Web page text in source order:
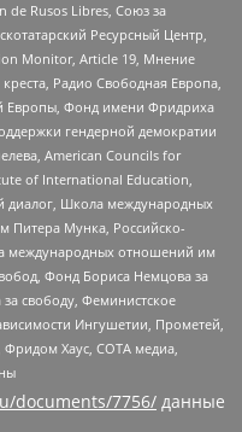
de Rusos Libres, Союз за
Ресурсный Центр,
Monitor, Article 19, Мнение
Радио Свободная Европа,
Европы, Фонд имени Фридриха
гендерной демократии
American Councils for
of International Education,
диалог, Школа международных
Питера Мунка, Российско-
международных отношений им
Фонд Бориса Немцова за
свободу, Феминистское
Ингушетии, Прометей,
Хаус, СОТА медиа,
documents/7756/ данные